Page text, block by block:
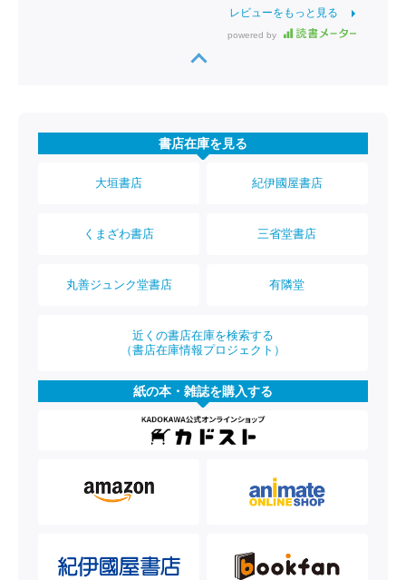
レビューをもっと見る
powered by
書店在庫を見る
大垣書店 紀伊國屋書店
くまざわ書店 三省堂書店
丸善ジュンク堂書店 有隣堂
近くの書店在庫を検索する
（書店在庫情報プロジェクト）
紙の本・雑誌を購入する